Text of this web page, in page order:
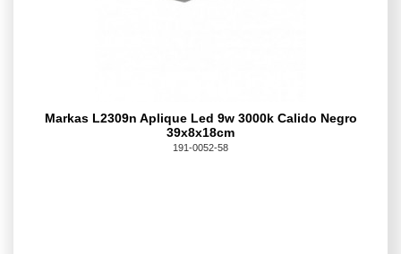
Markas L2309n Aplique Led 9w 3000k Calido Negro
39x8x18cm
191-0052-58